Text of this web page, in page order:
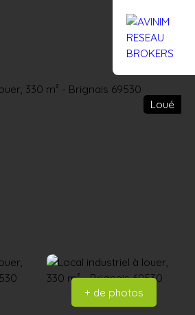
Loué
+ de photos